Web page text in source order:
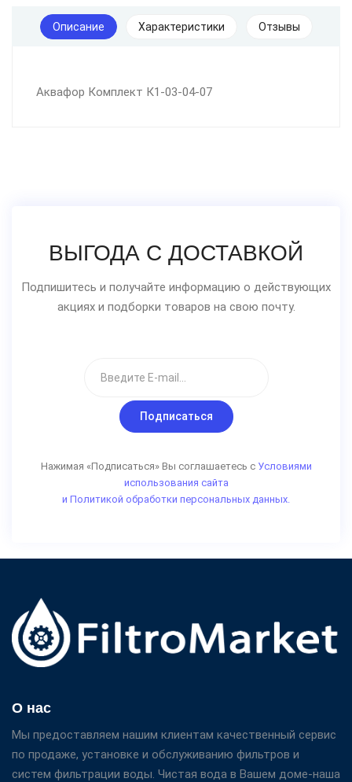
Описание Характеристики Отзывы
Аквафор Комплект К1-03-04-07
ВЫГОДА С ДОСТАВКОЙ
Подпишитесь и получайте информацию о действующих
акциях и подборки товаров на свою почту.
Подписаться
Нажимая «Подписаться» Вы соглашаетесь с Условиями
использования сайта
и Политикой обработки персональных данных.
О нас
Мы предоставляем нашим клиентам качественный сервис
по продаже, установке и обслуживанию фильтров и
систем фильтрации воды. Чистая вода в Вашем доме-наша